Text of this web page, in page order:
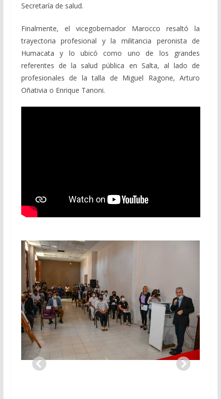
Secretaría de salud.
Finalmente, el vicegobernador Marocco resaltó la
trayectoria profesional y la militancia peronista de
Humacata y lo ubicó como uno de los grandes
referentes de la salud pública en Salta, al lado de
profesionales de la talla de Miguel Ragone, Arturo
Oñativia o Enrique Tanoni.